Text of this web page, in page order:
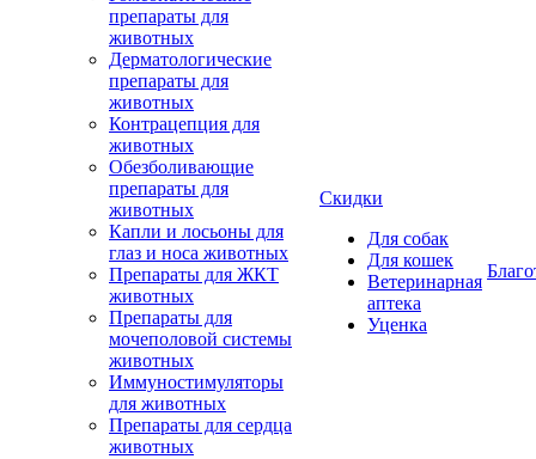
препараты для
животных
Дерматологические
препараты для
животных
Контрацепция для
животных
Обезболивающие
препараты для
животных
Капли и лосьоны для
глаз и носа животных
Препараты для ЖКТ
животных
Препараты для
мочеполовой системы
животных
Иммуностимуляторы
для животных
Препараты для сердца
животных
Скидки
Для собак
Для кошек
Ветеринарная
аптека
Уценка